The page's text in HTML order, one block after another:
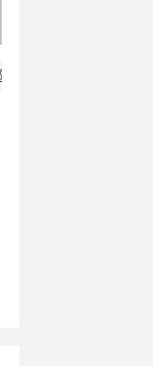
信息管理系统